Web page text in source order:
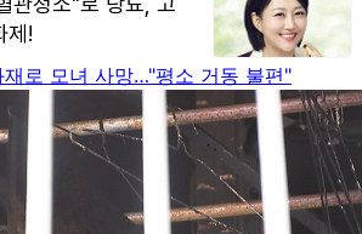
로 모녀 사망…"평소 거동 불편"